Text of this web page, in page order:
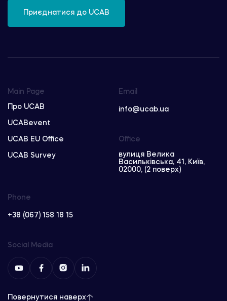
Приєднатися до UCAB
Main Page
Про UCAB
UCABevent
UCAB EU Office
UCAB Survey
Email
info@ucab.ua
Phone
+38 (067) 158 18 15
Office
вулиця Велика
Васильківська, 41, Київ,
02000, (2 поверх)
Social Media
Повернутися наверх